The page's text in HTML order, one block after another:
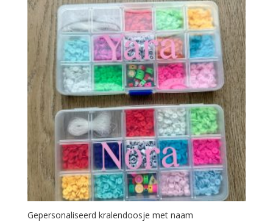
Gepersonaliseerd kralendoosje met naam